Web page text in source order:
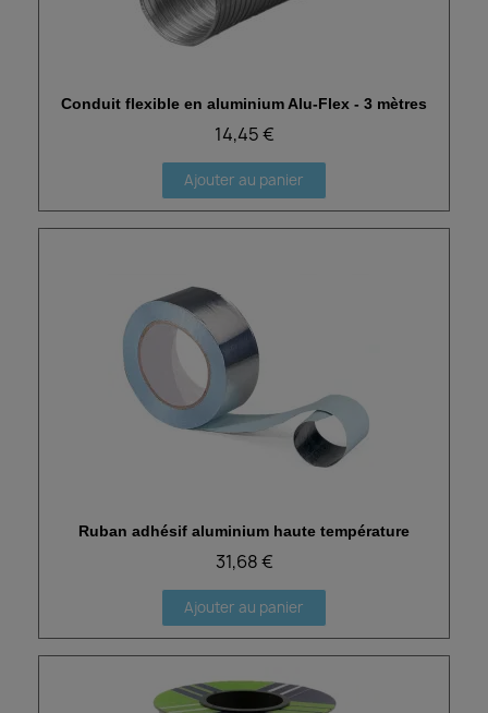
Aperçu rapide
Conduit flexible en aluminium Alu-Flex - 3 mètres
14,45 €
Ajouter au panier
Aperçu rapide
Ruban adhésif aluminium haute température
31,68 €
Ajouter au panier